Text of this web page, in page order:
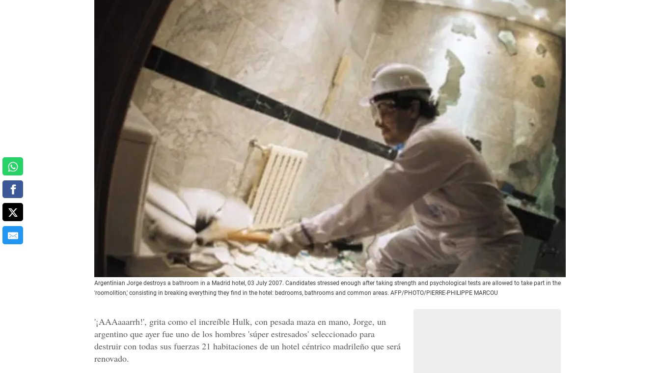
Argentinian Jorge destroys a bathroom in a Madrid hotel, 03 July 2007. Candidates stressed enough after taking strength and psychological tests are allowed to take part in the
'roomolition,' consisting in breaking everything they find in the hotel: bedrooms, bathrooms and common areas. AFP/PHOTO/PIERRE-PHILIPPE MARCOU
'¡AAAaaarrh!', grita como el increíble Hulk, con pesada maza en mano, Jorge, un
argentino que ayer fue uno de los hombres 'súper estresados' seleccionado para
destruir con todas sus fuerzas 21 habitaciones de un hotel céntrico madrileño que será
renovado.